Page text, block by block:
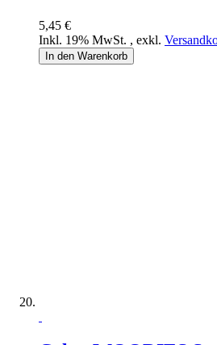
5,45 €
Inkl. 19% MwSt. , exkl.
In den Warenkorb